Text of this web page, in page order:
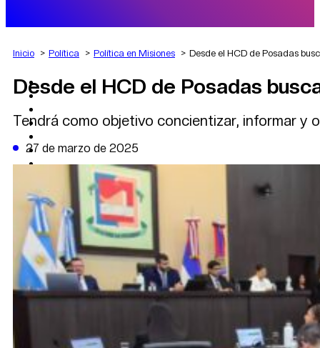
AGRO
DEPORTES
POLÍTICA
DATA FIRME
DE LA TRIBUNA TV
Inicio Política Política en Misiones Desde el HCD de Posadas
Desde el HCD de Posadas
Tendrá como objetivo concientizar, informar y
27 de marzo de 2025